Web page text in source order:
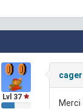
Lvl 37